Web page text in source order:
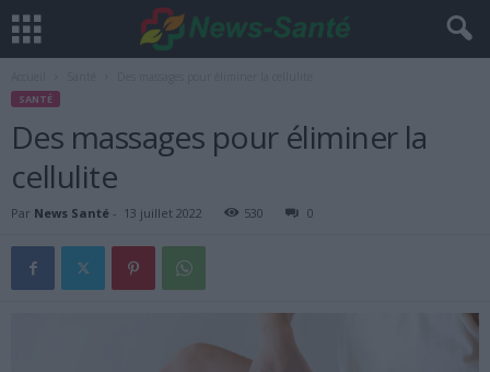
SANTÉ
Des massages pour éliminer la
cellulite
Par News Santé - 13 juillet 2022 530 0